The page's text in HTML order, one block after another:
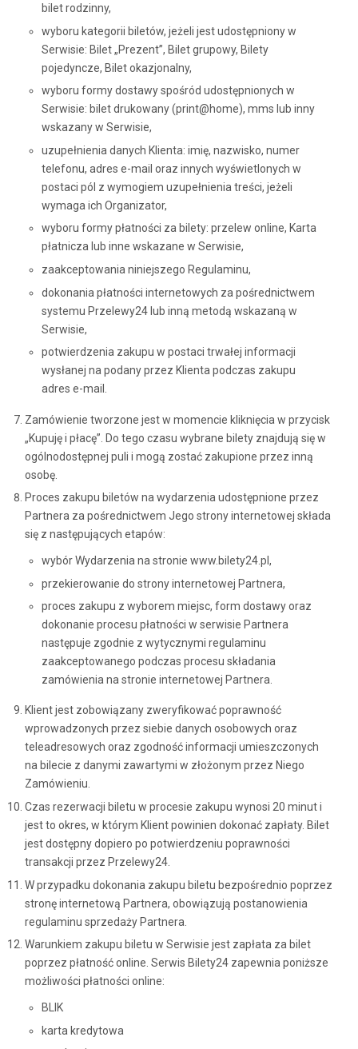
bilet rodzinny,
wyboru kategorii biletów, jeżeli jest udostępniony w
Serwisie: Bilet „Prezent”, Bilet grupowy, Bilety
pojedyncze, Bilet okazjonalny,
wyboru formy dostawy spośród udostępnionych w
Serwisie: bilet drukowany (print@home), mms lub inny
wskazany w Serwisie,
uzupełnienia danych Klienta: imię, nazwisko, numer
telefonu, adres e-mail oraz innych wyświetlonych w
postaci pól z wymogiem uzupełnienia treści, jeżeli
wymaga ich Organizator,
wyboru formy płatności za bilety: przelew online, Karta
płatnicza lub inne wskazane w Serwisie,
zaakceptowania niniejszego Regulaminu,
dokonania płatności internetowych za pośrednictwem
systemu Przelewy24 lub inną metodą wskazaną w
Serwisie,
potwierdzenia zakupu w postaci trwałej informacji
wysłanej na podany przez Klienta podczas zakupu
adres e-mail.
Zamówienie tworzone jest w momencie kliknięcia w przycisk
„Kupuję i płacę”. Do tego czasu wybrane bilety znajdują się w
ogólnodostępnej puli i mogą zostać zakupione przez inną
osobę.
Proces zakupu biletów na wydarzenia udostępnione przez
Partnera za pośrednictwem Jego strony internetowej składa
się z następujących etapów:
wybór Wydarzenia na stronie www.bilety24.pl,
przekierowanie do strony internetowej Partnera,
proces zakupu z wyborem miejsc, form dostawy oraz
dokonanie procesu płatności w serwisie Partnera
następuje zgodnie z wytycznymi regulaminu
zaakceptowanego podczas procesu składania
zamówienia na stronie internetowej Partnera.
Klient jest zobowiązany zweryfikować poprawność
wprowadzonych przez siebie danych osobowych oraz
teleadresowych oraz zgodność informacji umieszczonych
na bilecie z danymi zawartymi w złożonym przez Niego
Zamówieniu.
Czas rezerwacji biletu w procesie zakupu wynosi 20 minut i
jest to okres, w którym Klient powinien dokonać zapłaty. Bilet
jest dostępny dopiero po potwierdzeniu poprawności
transakcji przez Przelewy24.
W przypadku dokonania zakupu biletu bezpośrednio poprzez
stronę internetową Partnera, obowiązują postanowienia
regulaminu sprzedaży Partnera.
Warunkiem zakupu biletu w Serwisie jest zapłata za bilet
poprzez płatność online. Serwis Bilety24 zapewnia poniższe
możliwości płatności online:
BLIK
karta kredytowa